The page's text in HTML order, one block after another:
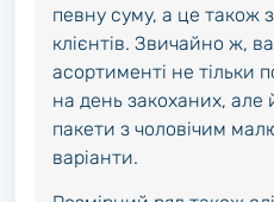
певну суму, а це також
клієнтів. Звичайно ж,
асортименті не тільки
на день закоханих, але
пакети з чоловічим
варіанти.